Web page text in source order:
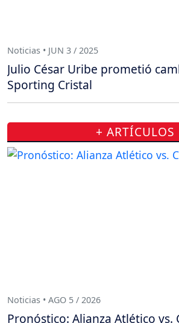
Noticias • JUN 3 / 2025
Julio César Uribe prometió
Sporting Cristal
+ ARTÍCULOS
Noticias • AGO 5 / 2026
Pronóstico: Alianza Atlético vs.